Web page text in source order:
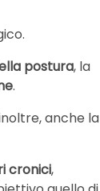
postura, la
.
anche la
cronici,